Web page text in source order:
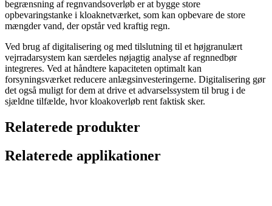
begrænsning af regnvandsoverløb er at bygge store
opbevaringstanke i kloaknetværket, som kan opbevare de store
mængder vand, der opstår ved kraftig regn.
Ved brug af digitalisering og med tilslutning til et højgranulært
vejrradarsystem kan særdeles nøjagtig analyse af regnnedbør
integreres. Ved at håndtere kapaciteten optimalt kan
forsyningsværket reducere anlægsinvesteringerne. Digitalisering gør
det også muligt for dem at drive et advarselssystem til brug i de
sjældne tilfælde, hvor kloakoverløb rent faktisk sker.
Relaterede produkter
Relaterede applikationer